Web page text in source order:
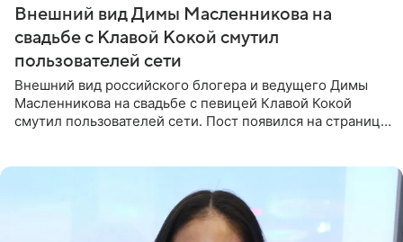
Внешний вид Димы Масленникова на
свадьбе с Клавой Кокой смутил
пользователей сети
Внешний вид российского блогера и ведущего Димы
Масленникова на свадьбе с певицей Клавой Кокой
смутил пользователей сети. Пост появился на странице